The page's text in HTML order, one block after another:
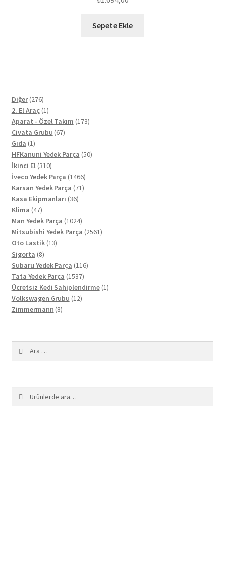
Sepete Ekle
Diğer 276276
ürün
2. El Araç 11
ürün
Aparat - Özel Takım 173173
Civata Grubu 6767
Gıda 11
ürün
HFKanuni Yedek Parça 5050
İkinci El 310310
ürün
İveco Yedek Parça 14661466
ürün
Karsan Yedek Parça 7171
Kasa Ekipmanları 3636
Klima 4747
ürün
Man Yedek Parça 10241024
ürün
Mitsubishi Yedek Parça 25612561
Oto Lastik 1313
Sigorta 88
ürün
Subaru Yedek Parça 116116
Tata Yedek Parça 15371537
ürün
Ücretsiz Kedi Sahiplendirme 11
Volkswagen Grubu 1212
Zimmermann 88